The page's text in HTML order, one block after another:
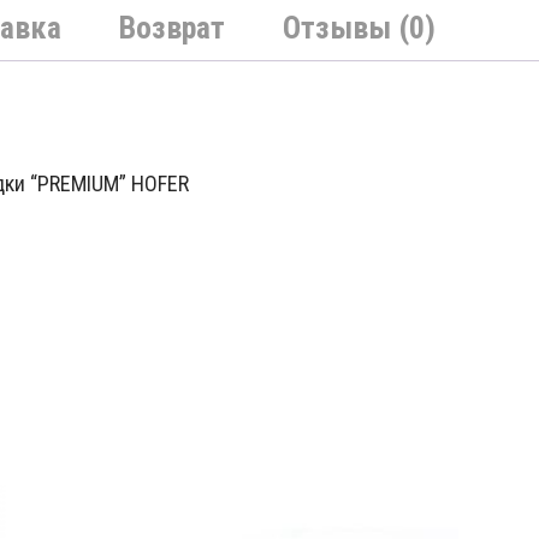
Возврат Отзывы (0)
“PREMIUM” HOFER